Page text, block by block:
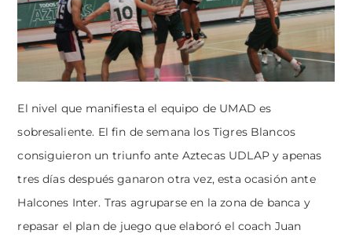
El nivel que manifiesta el equipo de UMAD es
sobresaliente. El fin de semana los Tigres Blancos
consiguieron un triunfo ante Aztecas UDLAP y apenas
tres días después ganaron otra vez, esta ocasión ante
Halcones Inter. Tras agruparse en la zona de banca y
repasar el plan de juego que elaboró el coach Juan